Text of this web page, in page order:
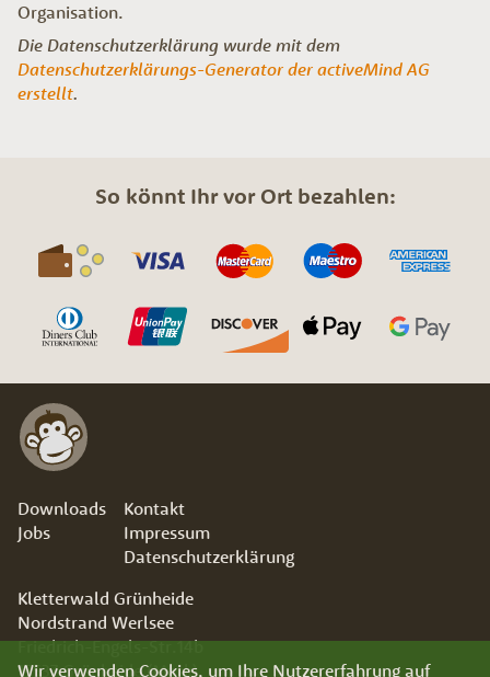
Wir verwenden Cookies, um Ihre Nutzererfahrung auf
Organisation.
Die Datenschutzerklärung wurde mit dem
Datenschutzerklärungs-Generator der activeMind AG
erstellt.
So könnt Ihr vor Ort bezahlen:
Downloads
Jobs
Kontakt
Impressum
Datenschutzerklärung
Kletterwald Grünheide
Nordstrand Werlsee
Friedrich-Engels-Str.14b
15537 Grünheide (Mark)